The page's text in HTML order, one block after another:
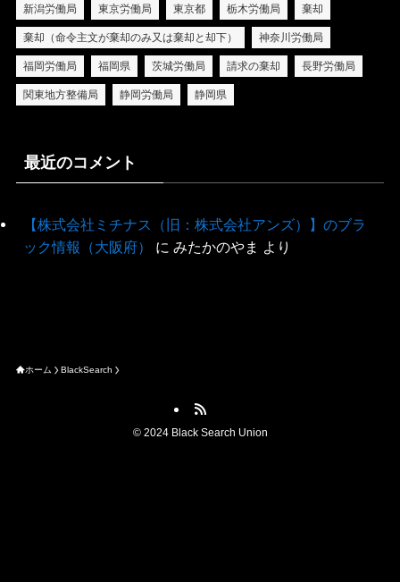
新潟労働局 東京労働局 東京都 栃木労働局 棄却
棄却（命令主文が棄却のみ又は棄却と却下） 神奈川労働局
福岡労働局 福岡県 茨城労働局 請求の棄却 長野労働局
関東地方整備局 静岡労働局 静岡県
最近のコメント
【株式会社ミチナス（旧：株式会社アンズ）】のブラ
ック情報（大阪府）
に みたかのやま より
ホーム BlackSearch
©2024 Black Search Union